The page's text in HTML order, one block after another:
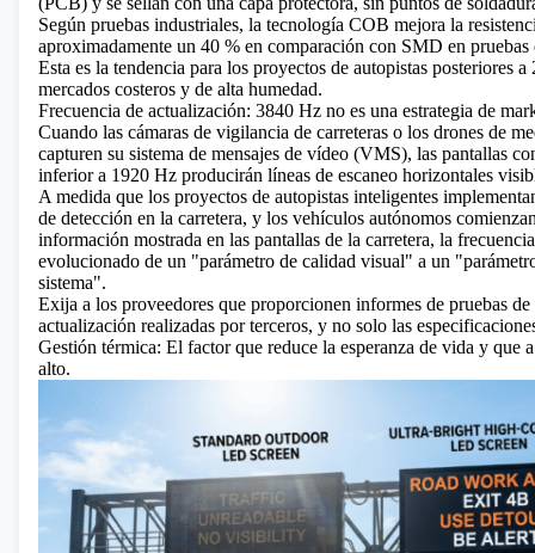
Según pruebas industriales, la tecnología COB mejora la
aproximadamente un 40 % en comparación con SMD en pruebas
Esta es la tendencia para los proyectos de autopistas posteriores a
mercados costeros y de alta humedad.
Frecuencia de actualización: 3840 Hz no es una estrategia de
Cuando las cámaras de vigilancia de carreteras o los drones de
capturen su sistema de mensajes de vídeo (VMS), las pantallas
inferior a 1920 Hz producirán líneas de escaneo horizontales
A medida que los proyectos de autopistas inteligentes
de detección en la carretera, y los vehículos autónomos
información mostrada en las pantallas de la carretera, la
evolucionado de un "parámetro de calidad visual" a un
sistema".
Exija a los proveedores que proporcionen informes de pruebas
actualización realizadas por terceros, y no solo las
Gestión térmica: El factor que reduce la esperanza de vida y que
alto.